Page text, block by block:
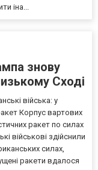
іна...
знову
Сході
війська: у
Корпус вартових
ракет по силах
військові здійснили
силах,
ракети вдалося